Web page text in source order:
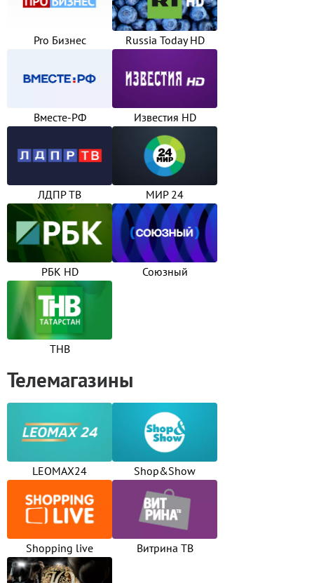
Pro Бизнес Russia Today HD
Вместе-РФ Известия HD
ЛДПР ТВ МИР 24
РБК HD Союзный
ТНВ
Телемагазины
LEOMAX24 Shop&Show
Shopping live Витрина ТВ